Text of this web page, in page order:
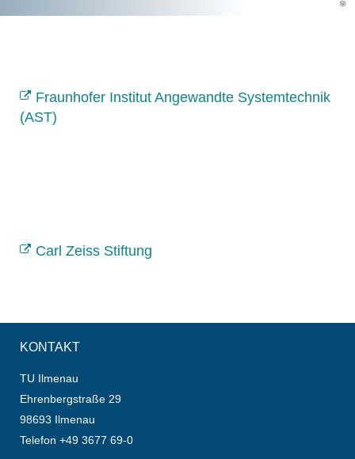
Fraunhofer Institut Angewandte Systemtechnik
(AST)
Carl Zeiss Stiftung
KONTAKT
TU Ilmenau
Ehrenbergstraße 29
98693 Ilmenau
Telefon +49 3677 69-0